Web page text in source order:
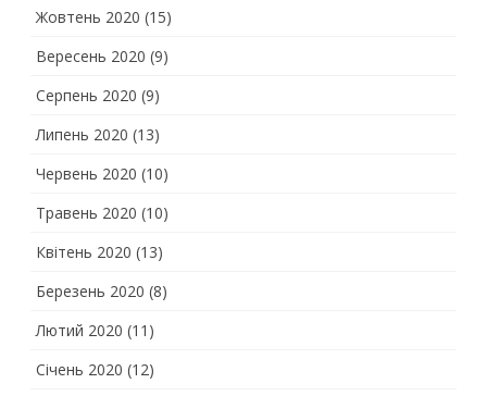
Жовтень 2020 (15)
Вересень 2020 (9)
Серпень 2020 (9)
Липень 2020 (13)
Червень 2020 (10)
Травень 2020 (10)
Квітень 2020 (13)
Березень 2020 (8)
Лютий 2020 (11)
Січень 2020 (12)